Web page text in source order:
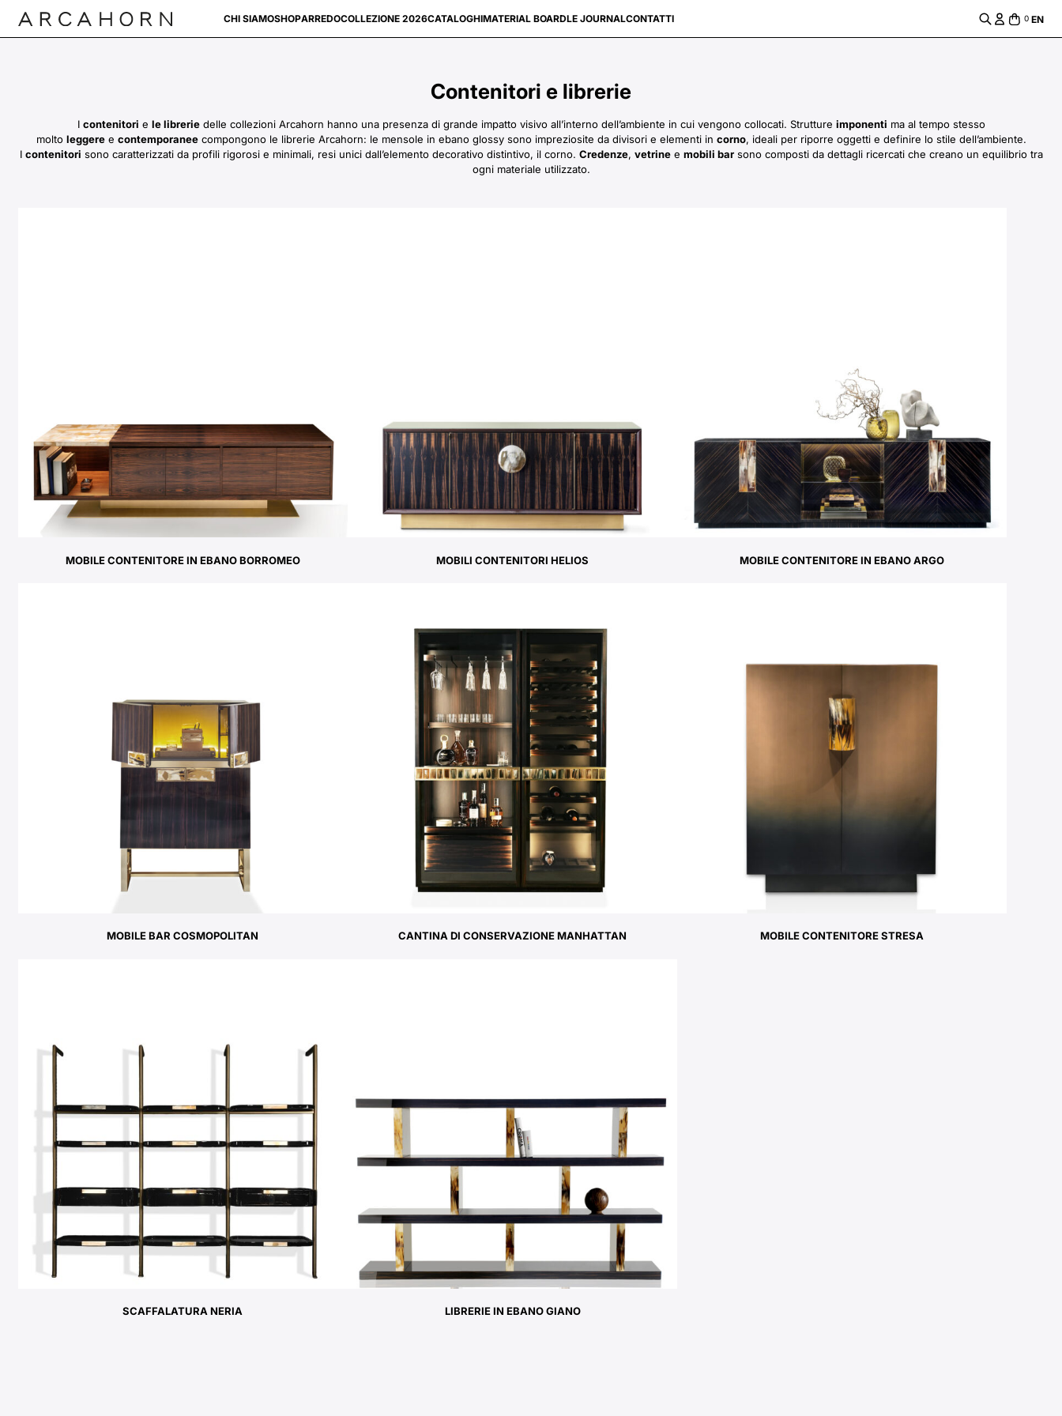
CHI SIAMOSHOPARREDOCOLLEZIONE 2026CATALOGHIMATERIAL BOARDLE JOURNALCONTATTI 0 EN
Contenitori e librerie
I contenitori e le libreriedelle collezioni Arcahorn hanno una presenza di grande impatto visivo all’interno dell’ambiente in cui vengono collocati. Strutture imponenti ma al tempo stesso
molto leggeree contemporaneecompongono le librerie Arcahorn: le mensole in ebano glossy sono impreziosite da divisori e elementi in corno, ideali per riporre oggetti e definire lo stile dell’ambiente.
I contenitori sono caratterizzati da profili rigorosi e minimali, resi unici dall’elemento decorativo distintivo, il corno. Credenze, vetrinee mobili barsono composti da dettagli ricercati che creano un equilibrio tra
ogni materiale utilizzato.
MOBILE CONTENITORE IN EBANO BORROMEO MOBILI CONTENITORI HELIOS MOBILE CONTENITORE IN EBANO ARGO
MOBILE BAR COSMOPOLITAN CANTINA DI CONSERVAZIONE MANHATTAN MOBILE CONTENITORE STRESA
SCAFFALATURA NERIA LIBRERIE IN EBANO GIANO